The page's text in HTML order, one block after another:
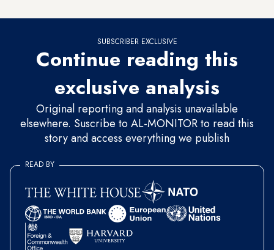
SUBSCRIBER EXCLUSIVE
Continue reading this
exclusive analysis
Original reporting and analysis unavailable
elsewhere. Suscribe to AL-MONITOR to read this
story and access everything we publish
READ BY